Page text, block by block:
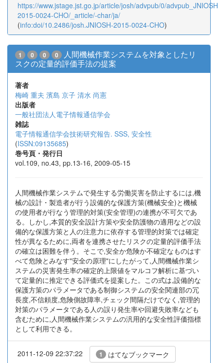
https://www.jstage.jst.go.jp/article/josh/advpub/0/
2015-0024-CHO/_article/-char/ja/
(info:doi/10.2486/josh.JNIOSH-2015-0024-CHO)
1 0 0 0
人間機械作業システムを対象としたリ
スクの定量的評価手法の提案
著者
梅崎 重夫 濱島 京子 清水 尚憲
出版者
一般社団法人電子情報通信学会
雑誌
電子情報通信学会技術研究報告. SSS, 安全性
(ISSN:09135685)
巻号頁・発行日
vol.109, no.43, pp.13-16, 2009-05-15
人間機械作業システムで発生する労働災害を防止するには,機
械の設計・製造者が行う設備的な保護方策(機械安全)と機械
の使用者が行なう管理的対策(安全管理)の連携が不可欠であ
る。しかし,本質的安全設計方策や安全防護物の適用などの設
備的な保護方策と人の注意力に依存する管理的対策では確定
性が異なるために,両者を連携させたリスクの定量的評価手法
の確立は困難を伴う。そこで,安全か危険か不確定なものはす
べて危険とみなす"安全の原理"にしたがって,人間機械作業シ
ステムの災害発生率の確定的上限値をマルコフ解析に基づい
て定量的に推定できる評価式を提案した。この式は,設備的な
保護方策のパラメータである制御システムの安全関連部の冗
長度,不信頼度,危険側故障率,チェック間隔だけでなく,管理的
対策のパラメータである人の誤り発生率や回避失敗率なども
含むために,人間機械作業システムの汎用的な安全性評価指標
として利用できる。
2011-12-09 22:37:22 1 はてなブックマーク